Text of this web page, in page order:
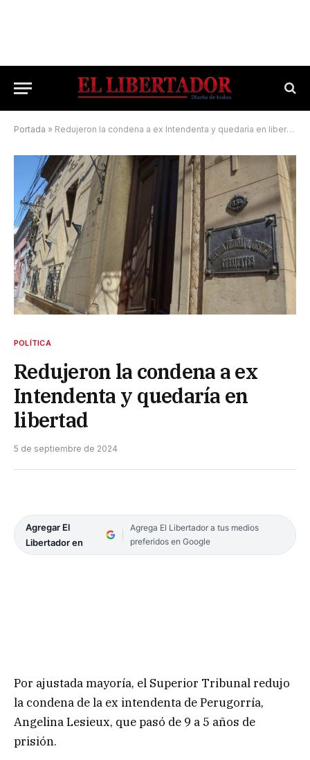
Portada » Redujeron la condena a ex Intendenta y quedaría en libertad
POLÍTICA
Redujeron la condena a ex
Intendenta y quedaría en
libertad
5 de septiembre de 2024
Agregar El
Libertador en
Agrega El Libertador a tus medios
preferidos en Google
Por ajustada mayoría, el Superior Tribunal redujo
la condena de la ex intendenta de Perugorría,
Angelina Lesieux, que pasó de 9 a 5 años de
prisión.